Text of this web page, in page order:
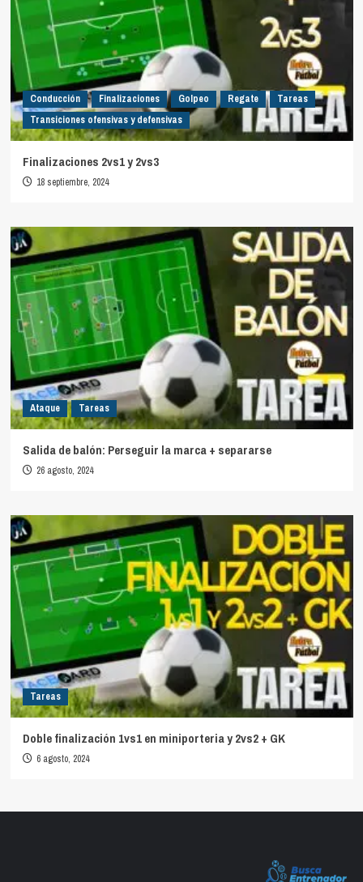
Conducción Finalizaciones Golpeo Regate
Tareas
Transiciones ofensivas y defensivas
Finalizaciones 2vs1 y 2vs3
18 septiembre, 2024
Ataque Tareas
Salida de balón: Perseguir la marca + separarse
26 agosto, 2024
Tareas
Doble finalización 1vs1 en miniporteria y 2vs2 + GK
6 agosto, 2024